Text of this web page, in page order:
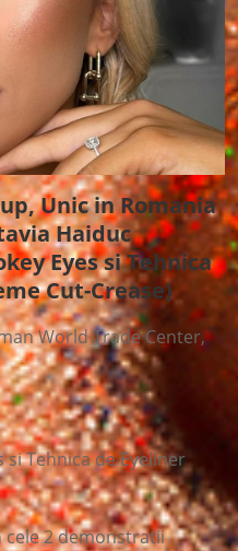
Unic in Romania
Haiduc
Eyes si Tehnica
Cut-Crease)
World Trade Center,
si Tehnica de Eyeliner
cele 2 demonstratii